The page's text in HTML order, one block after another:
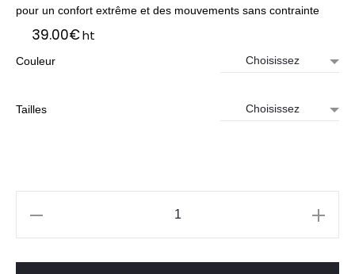
pour un confort extrême et des mouvements sans contrainte
39.00€ht
Couleur
Tailles